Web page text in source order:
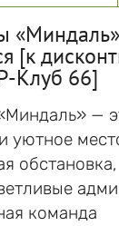
«Миндаль»
[к
Клуб 66]
—
уютное
команда